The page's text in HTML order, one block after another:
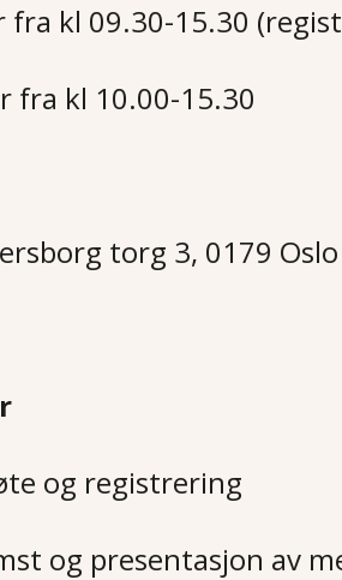
fra kl 09.30-15.30
fra kl 10.00-15.30
torg 3, 0179 Oslo
og registrering
og presentasjon av